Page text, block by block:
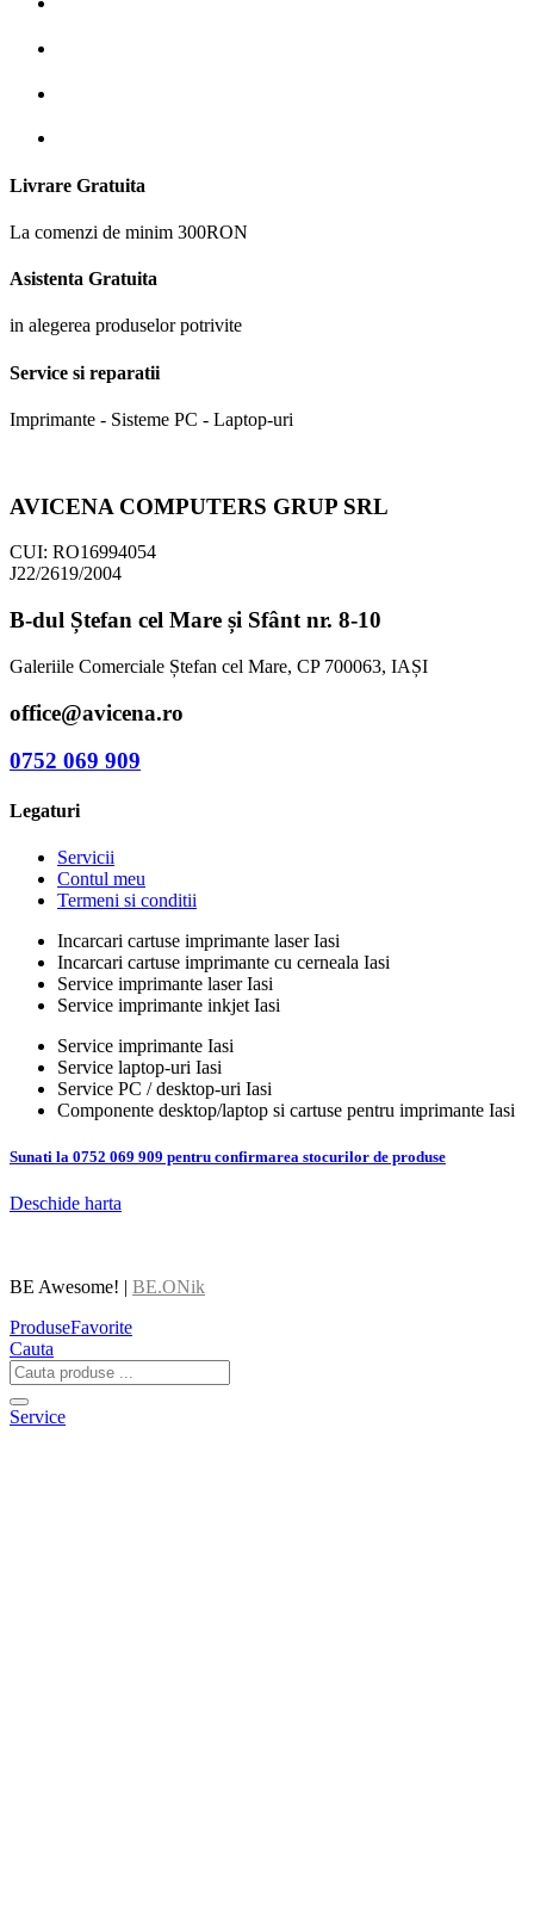
Livrare Gratuita
La comenzi de minim 300RON
Asistenta Gratuita
in alegerea produselor potrivite
Service si reparatii
Imprimante - Sisteme PC - Laptop-uri
AVICENA COMPUTERS GRUP SRL
CUI: RO16994054
J22/2619/2004
B-dul Ștefan cel Mare și Sfânt nr. 8-10
Galeriile Comerciale Ștefan cel Mare, CP 700063, IAȘI
office@avicena.ro
0752 069 909
Legaturi
Servicii
Contul meu
Termeni si conditii
Incarcari cartuse imprimante laser Iasi
Incarcari cartuse imprimante cu cerneala Iasi
Service imprimante laser Iasi
Service imprimante inkjet Iasi
Service imprimante Iasi
Service laptop-uri Iasi
Service PC / desktop-uri Iasi
Componente desktop/laptop si cartuse pentru imprimante Iasi
Sunati la 0752 069 909 pentru confirmarea stocurilor de produse
Deschide harta
BE Awesome! | BE.ONik
ProduseFavorite
Cauta
Service